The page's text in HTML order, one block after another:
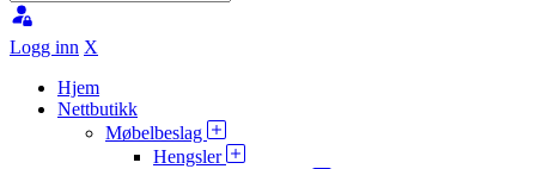
Logg inn X
Hjem
Nettbutikk
Møbelbeslag
Hengsler